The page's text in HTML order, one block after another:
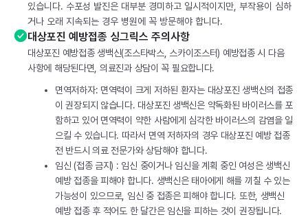
있습니다. 수포성 발진은 대부분 경미하고 일시적이지만, 부작용이 심하
거나 오래 지속되는 경우 병원에 꼭 방문해야 합니다.
대상포진 예방접종 싱그릭스 주의사항
대상포진 예방접종 생백신(조스타박스, 스카이조스터) 예방접종 시 다음
사항에 해당된다면, 의료진과 상담이 꼭 필요합니다.
면역저하자: 면역력이 크게 저하된 환자는 대상포진 생백신의 접종
이 권장되지 않습니다. 대상포진 생백신은 약독화된 바이러스를 포
함하고 있어 면역력이 약한 사람에게 심각한 바이러스의 감염을 일
으킬 수 있습니다. 따라서 면역 저하자의 경우 대상포진 예방 접종
전 반드시 의료 전문가와 상담해야 합니다.
임신 (접종 금지) : 임신 중이거나 임신을 계획 중인 여성은 생백신
예방 접종을 피해야 합니다. 생백신은 태아에게 해를 끼칠 수 있는
가능성이 있으므로, 임신 중 접종은 피해야 합니다. 또한, 생백신
예방 접종 후 적어도 한 달간은 임신을 피하는 것이 권장됩니다.